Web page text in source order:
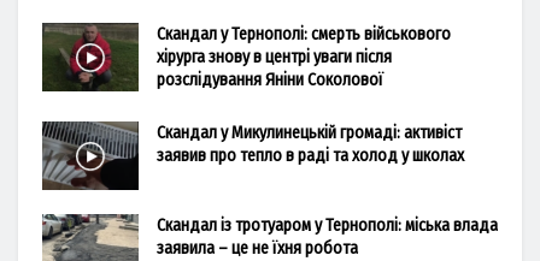
Скандал у Тернополі: смерть військового
хірурга знову в центрі уваги після
розслідування Яніни Соколової
Скандал у Микулинецькій громаді: активіст
заявив про тепло в раді та холод у школах
Скандал із тротуаром у Тернополі: міська влада
заявила – це не їхня робота